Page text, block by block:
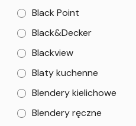
Black Point
Black&Decker
Blackview
Blaty kuchenne
Blendery kielichowe
Blendery ręczne